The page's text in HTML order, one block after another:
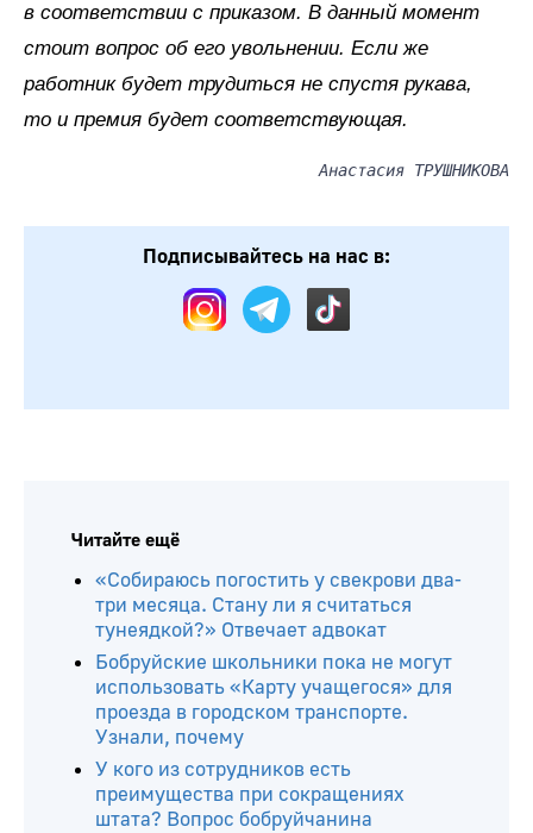
в соответствии с приказом. В данный момент
стоит вопрос об его увольнении. Если же
работник будет трудиться не спустя рукава,
то и премия будет соответствующая.
Анастасия ТРУШНИКОВА
Подписывайтесь на нас в:
Читайте ещё
«Собираюсь погостить у свекрови два-
три месяца. Стану ли я считаться
тунеядкой?» Отвечает адвокат
Бобруйские школьники пока не могут
использовать «Карту учащегося» для
проезда в городском транспорте.
Узнали, почему
У кого из сотрудников есть
преимущества при сокращениях
штата? Вопрос бобруйчанина